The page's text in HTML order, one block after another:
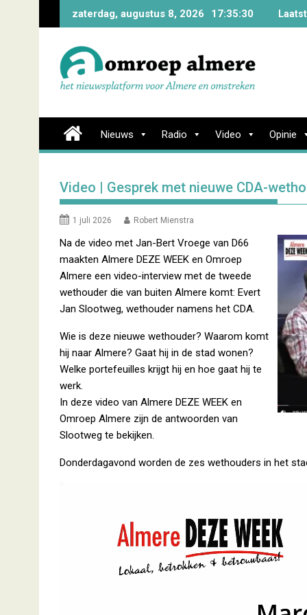
zaterdag, augustus 8, 2026 17:35:31
Nieuws Radio Video Opinie
Video | Gesprek met nieuwe CDA-
1 juli 2026 Robert Mienstra
Na de video met Jan-Bert Vroege van D66
maakten Almere DEZE WEEK en Omroep
Almere een video-interview met de tweede
wethouder die van buiten Almere komt: Evert
Jan Slootweg, wethouder namens het CDA.
Wie is deze nieuwe wethouder? Waarom komt
hij naar Almere? Gaat hij in de stad wonen?
Welke portefeuilles krijgt hij en hoe gaat hij te
werk.
In deze video van Almere DEZE WEEK en
Omroep Almere zijn de antwoorden van
Slootweg te bekijken.
Donderdagavond worden de zes wethouders in het